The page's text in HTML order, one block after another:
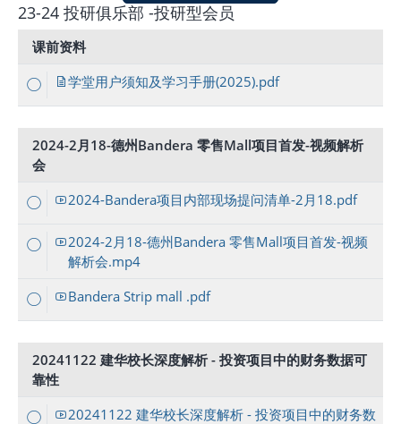
23-24 投研俱乐部 -投研型会员
课前资料
学堂用户须知及学习手册(2025).pdf
2024-2月18-德州Bandera 零售Mall项目首发-视频解析
会
2024-Bandera项目内部现场提问清单-2月18.pdf
2024-2月18-德州Bandera 零售Mall项目首发-视频
解析会.mp4
Bandera Strip mall .pdf
20241122 建华校长深度解析 - 投资项目中的财务数据可
靠性
20241122 建华校长深度解析 - 投资项目中的财务数